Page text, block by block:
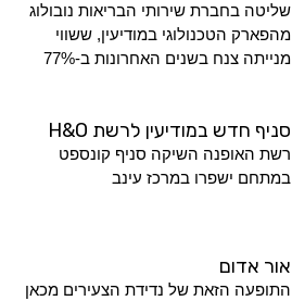
שליטה בחברת שירותי הבריאות נובולוג
מהפארק הטכנולוגי במודיעין, ששווי
מנייתה צנח בשנים האחרונות ב-77%
סניף חדש במודיעין לרשת H&O
רשת האופנה השיקה סניף קונספט
במתחם ישפרו במרכז עינב
אור אדום
התופעה הזאת של נדידת הצעירים מכאן